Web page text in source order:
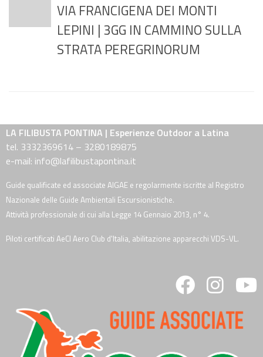
VIA FRANCIGENA DEI MONTI
LEPINI | 3GG IN CAMMINO SULLA
STRATA PEREGRINORUM
LA FILIBUSTA PONTINA | Esperienze Outdoor a Latina
tel. 3332369614 – 3280189875
e-mail: info@lafilibustapontina.it
Guide qualificate ed associate AIGAE e regolarmente iscritte al Registro
Nazionale delle Guide Ambientali Escursionistiche.
Attività professionale di cui alla Legge 14 Gennaio 2013, n° 4.
Piloti certificati AeCI Aero Club d'Italia, abilitazione apparecchi VDS-VL.
fab
fab
fa-